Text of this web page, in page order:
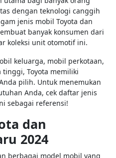
dengan teknologi canggih
jenis mobil Toyota dan
banyak konsumen dari
koleksi unit otomotif ini.
keluarga, mobil perkotaan,
Toyota memiliki
pilih. Untuk menemukan
Anda, cek daftar jenis
sebagai referensi!
dan
2024
berbagai model mobil yang